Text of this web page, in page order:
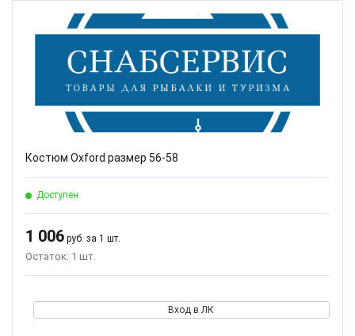
Костюм Oxford размер 56-58
Доступен
1 006 руб. за 1 шт.
Остаток: 1 шт.
Вход в ЛК